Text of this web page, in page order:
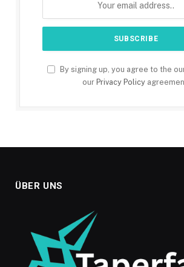
By signing up, you agree to the
our Privacy Policy
ÜBER UNS